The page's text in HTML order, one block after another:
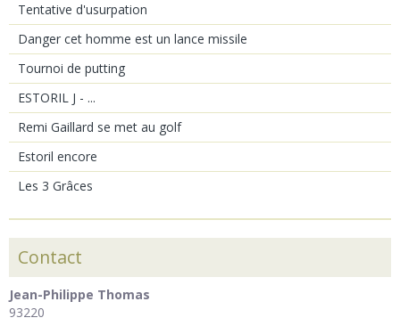
Tentative d'usurpation
Danger cet homme est un lance missile
Tournoi de putting
ESTORIL J - ...
Remi Gaillard se met au golf
Estoril encore
Les 3 Grâces
Contact
Jean-Philippe Thomas
93220